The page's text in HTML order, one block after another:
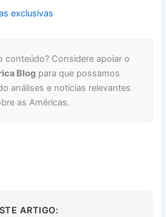
exclusivas
conteúdo? Considere apoiar o
Blogpara que possamos
análises e notícias relevantes
as Américas.
ARTIGO: